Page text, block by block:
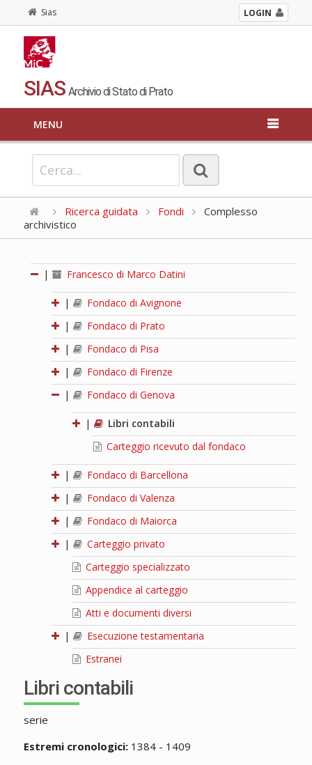
Sias LOGIN
SIAS Archivio di Stato di Prato
MENU
Ricerca guidata Fondi
Complesso
archivistico
| Francesco di Marco Datini
|
Fondaco di Avignone
|
Fondaco di Prato
|
Fondaco di Pisa
|
Fondaco di Firenze
|
Fondaco di Genova
|
Libri contabili
Carteggio ricevuto dal fondaco
|
Fondaco di Barcellona
|
Fondaco di Valenza
|
Fondaco di Maiorca
|
Carteggio privato
Carteggio specializzato
Appendice al carteggio
Atti e documenti diversi
|
Esecuzione testamentaria
Estranei
Libri contabili
serie
Estremi cronologici:1384 - 1409